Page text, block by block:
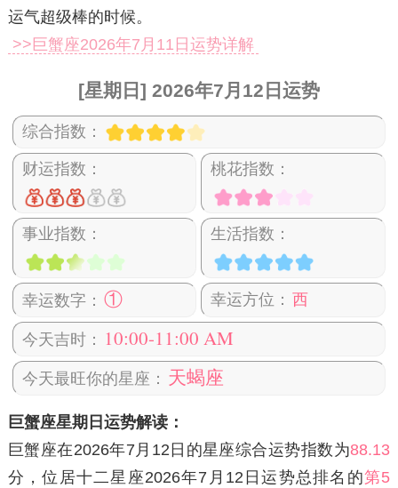
运气超级棒的时候。
>>巨蟹座2026年7月11日运势详解
[星期日] 2026年7月12日运势
综合指数：
财运指数： 桃花指数：
事业指数： 生活指数：
幸运数字： ① 幸运方位： 西
今天吉时： 10:00-11:00 AM
今天最旺你的星座： 天蝎座
巨蟹座星期日运势解读：
巨蟹座在2026年7月12日 的星座综合运势指数为88.13
分，位居十二星座2026年7月12日运势总排名的第5